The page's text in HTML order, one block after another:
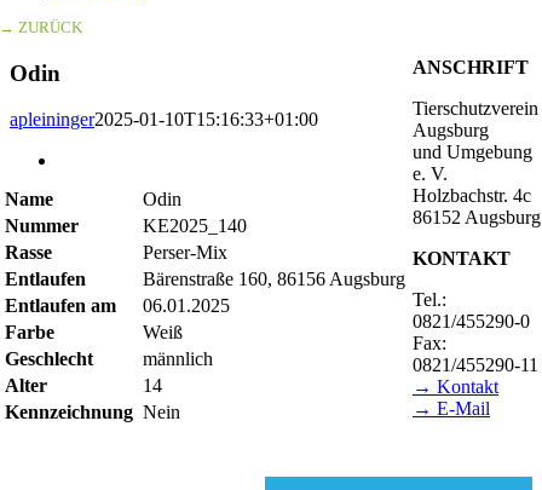
→ ZURÜCK
Odin
apleininger2025-01-10T15:16:33+01:00
Name
Odin
Nummer
KE2025_140
Rasse
Perser-Mix
Entlaufen
Bärenstraße 160, 86156 Augsburg
Entlaufen am
06.01.2025
Farbe
Weiß
Geschlecht
männlich
Alter
14
Kennzeichnung Nein
ANSCHRIFT
Tierschutzverein
Augsburg
und Umgebung
e. V.
Holzbachstr. 4c
86152 Augsburg
KONTAKT
Tel.:
0821/455290-0
Fax:
0821/455290-11
→ Kontakt
→ E-Mail